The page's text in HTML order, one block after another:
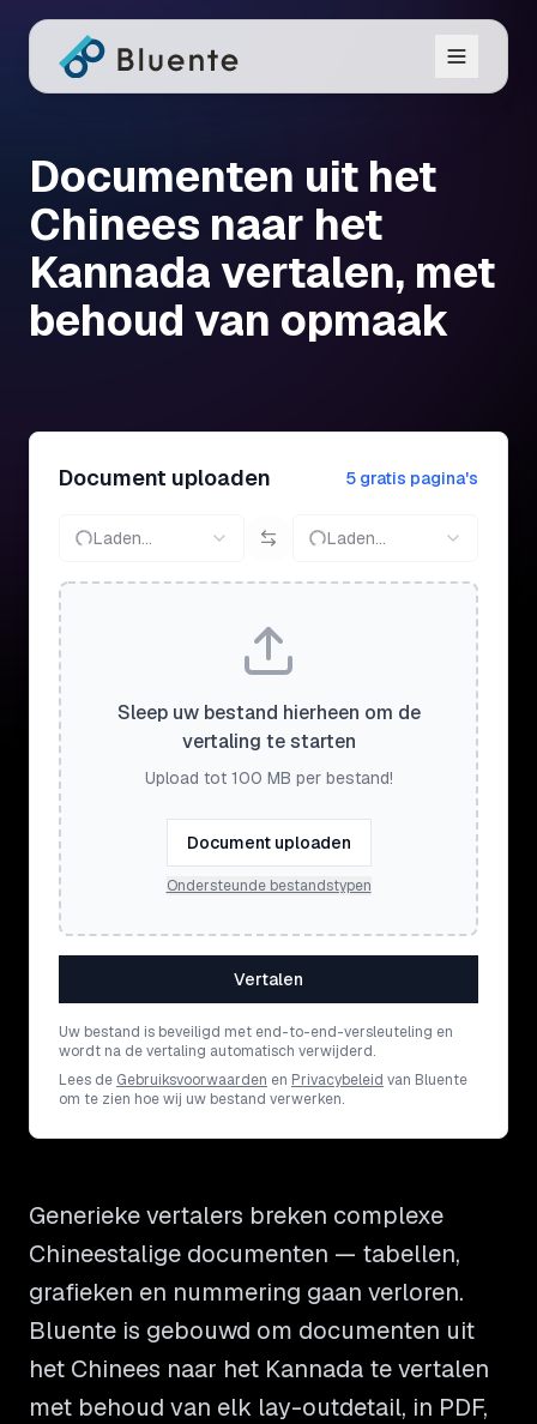
Documenten uit het
Chinees naar het
Kannada vertalen, met
behoud van opmaak
Document uploaden 5 gratis pagina's
Laden... Laden...
Sleep uw bestand hierheen om de
vertaling te starten
Upload tot 100 MB per bestand!
Document uploaden
Ondersteunde bestandstypen
Vertalen
Uw bestand is beveiligd met end-to-end-versleuteling en
wordt na de vertaling automatisch verwijderd.
Lees de Gebruiksvoorwaarden en Privacybeleid van Bluente
om te zien hoe wij uw bestand verwerken.
Generieke vertalers breken complexe
Chineestalige documenten — tabellen,
grafieken en nummering gaan verloren.
Bluente is gebouwd om documenten uit
het Chinees naar het Kannada te vertalen
met behoud van elk lay-outdetail, in PDF,